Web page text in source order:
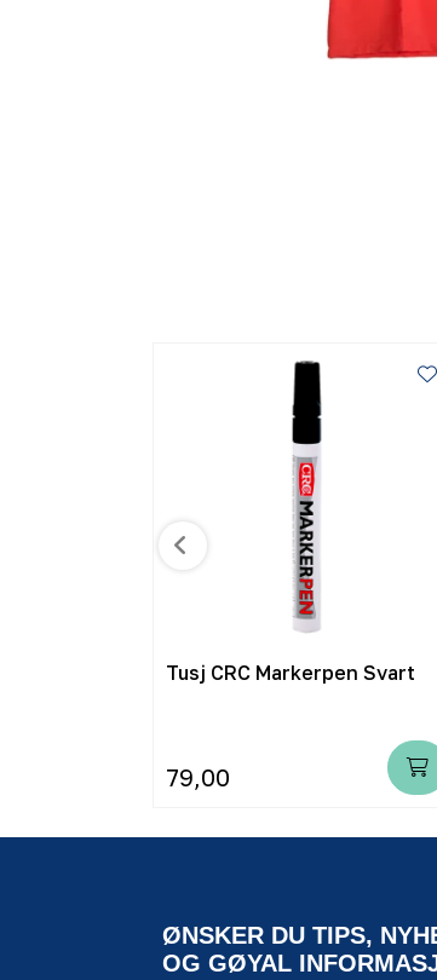
Tusj CRC Markerpen Svart
79,00
ØNSKER DU TIPS,
OG GØYAL